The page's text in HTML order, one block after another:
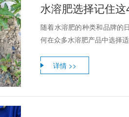
水溶肥选择记住
随着水溶肥的种类和品牌的
何在众多水溶肥产品中选择
详情 >>